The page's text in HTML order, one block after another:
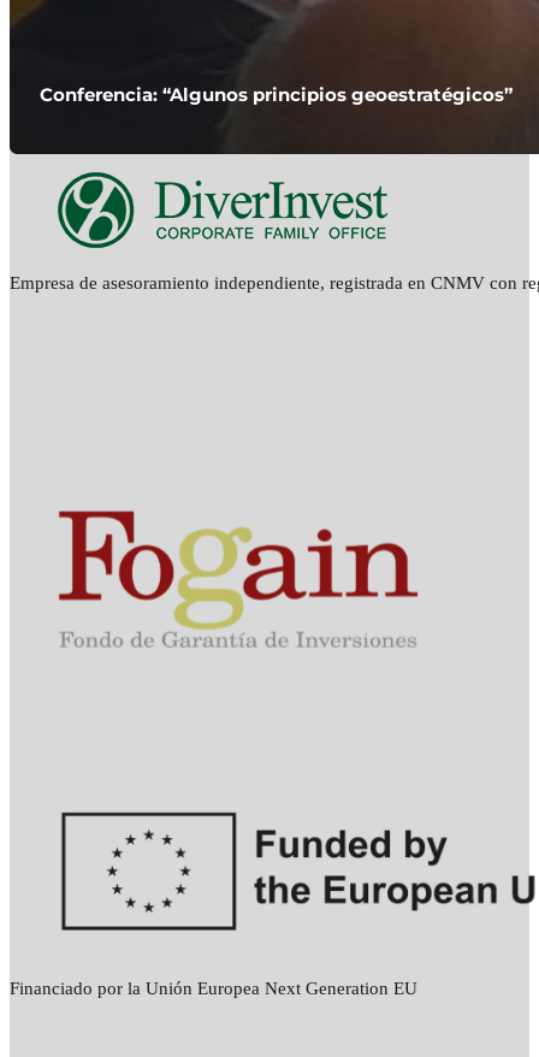
Conferencia: “Algunos principios geoestratégicos”
Empresa de asesoramiento independiente, registrada en CNMV con
Financiado por la Unión Europea Next Generation EU